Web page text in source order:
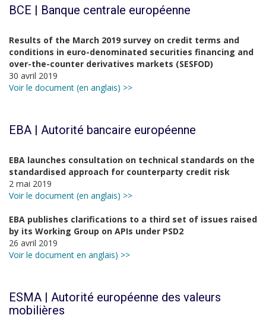
BCE | Banque centrale européenne
Results of the March 2019 survey on credit terms and
conditions in euro-denominated securities financing and
over-the-counter derivatives markets (SESFOD)
30 avril 2019
Voir le document (en anglais) >>
EBA | Autorité bancaire européenne
EBA launches consultation on technical standards on the
standardised approach for counterparty credit risk
2 mai 2019
Voir le document (en anglais) >>
EBA publishes clarifications to a third set of issues raised
by its Working Group on APIs under PSD2
26 avril 2019
Voir le document en anglais) >>
ESMA | Autorité européenne des valeurs
mobilières